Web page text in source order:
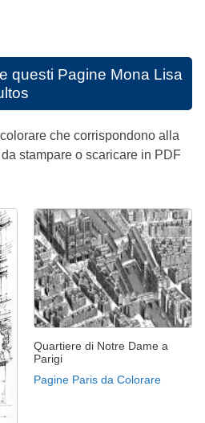
questi Pagine Mona Lisa
che corrispondono alla
stampare o scaricare in PDF
Quartiere di Notre Dame a
Parigi
Pagine Paris da Colorare